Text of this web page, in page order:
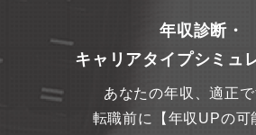
年収診断・
キャリアタイプシミュ
あなたの年収、適正で
転職前に【年収UPの可